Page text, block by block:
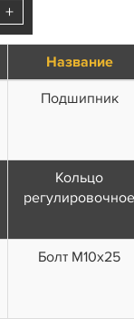
+
Название
Подшипник
Кольцо
регулировочное
Болт M10х25